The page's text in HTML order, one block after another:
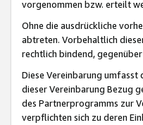
vorgenommen bzw. erteilt
Ohne die ausdrückliche
abtreten. Vorbehaltlich
rechtlich bindend,
Diese Vereinbarung umfasst
dieser Vereinbarung Bezug
des Partnerprogramms zur
verpflichten sich zu deren